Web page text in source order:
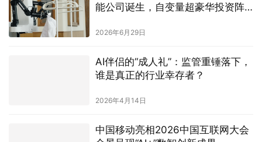
能公司诞生，自变量超豪华投资阵
2026年6月29日
AI伴侣的“成人礼”：监管重锤落下，
谁是真正的行业幸存者？
2026年4月14日
中国移动亮相2026中国互联网大会